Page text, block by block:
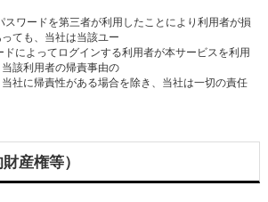
スワードを第三者が利⽤したことにより利⽤者が損
ても、当社は当該ユー
によってログインする利⽤者が本サービスを利⽤
該利⽤者の帰責事由の
社に帰責性がある場合を除き、当社は⼀切の責任
産権等）